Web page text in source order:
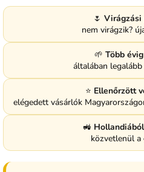
🌷 Virágzási
nem virágzik?
🌱 Több
általában
⭐ Ellenőrzött
elégedett vásárlók
🚜
közvetlenül a